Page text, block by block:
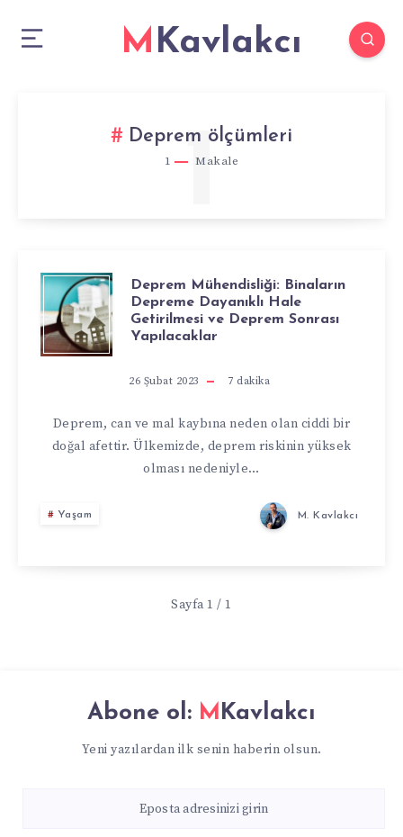
MKavlakcı
Deprem ölçümleri
1 Makale
1
DEPREM
MÜHENDISLIĞI:
BINALARIN
DEPREME
DAYANIKLI
HALE
YAPILACAKLAR
Deprem Mühendisliği: Binaların
Depreme Dayanıklı Hale
Getirilmesi ve Deprem Sonrası
Yapılacaklar
26 Şubat 2023 7 dakika
Deprem, can ve mal kaybına neden olan ciddi bir
doğal afettir. Ülkemizde, deprem riskinin yüksek
olması nedeniyle…
Yaşam M. Kavlakcı
Sayfa 1 / 1
Abone ol: MKavlakcı
Yeni yazılardan ilk senin haberin olsun.